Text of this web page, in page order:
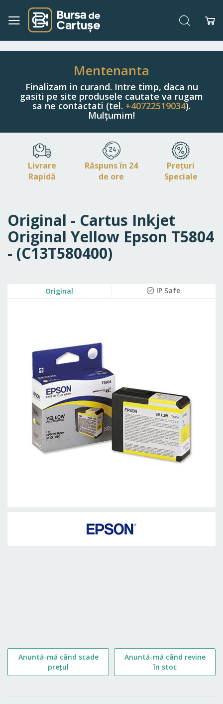
Navigați
Conținut
Căutare
Mentenanta
Finalizam in curand. Intre timp, daca nu
gasiti pe site produsele cautate va rugam
sa ne contactati (tel. +40722519034).
Mulțumim!
Livrare
Rapidă
Răspuns în 24
de ore
Prețuri
Speciale
Original - Cartus Inkjet
Original Yellow Epson T5804
- (C13T580400)
Anuntă-mă când scade
prețul
Anuntă-mă când revine
în stoc
Original IP Safe